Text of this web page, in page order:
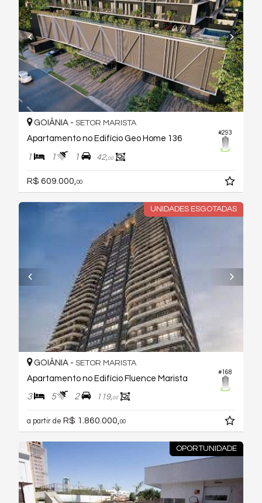
#293
GOIÂNIA - SETOR MARISTA
Apartamento no Edifício Geo Home 136
1 1 1 42,00
R$ 609.000, 00
UNIDADES ESGOTADAS
#168
GOIÂNIA - SETOR MARISTA
Apartamento no Edifício Fluence Marista
3 5 2 119,00
a partir de R$ 1.860.000,00
OPORTUNIDADE